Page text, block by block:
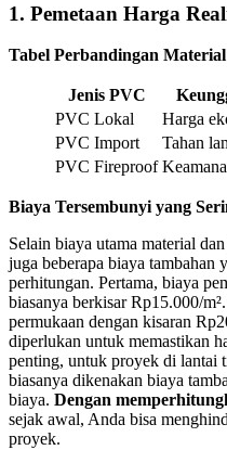
1. Pemetaan Harga
Tabel Perbandingan
Jenis PVC
PVC Lokal
Harga
PVC Import
Tahan
PVC Fireproof
Biaya Tersembunyi yang
Selain biaya utama material
juga beberapa biaya tambahan
perhitungan. Pertama, biaya
biasanya berkisar Rp15.000/
permukaan dengan kisaran
diperlukan untuk memastikan
penting, untuk proyek di lantai
biasanya dikenakan biaya
biaya. Dengan
sejak awal, Anda bisa
proyek.